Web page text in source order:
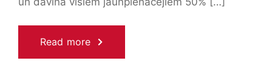
Read more